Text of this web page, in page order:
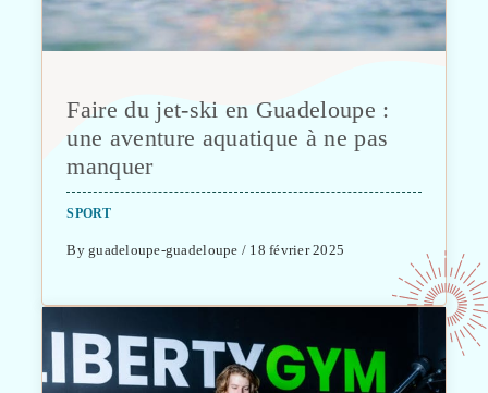
Faire du jet-ski en Guadeloupe :
une aventure aquatique à ne pas
manquer
SPORT
By guadeloupe-guadeloupe / 18 février 2025